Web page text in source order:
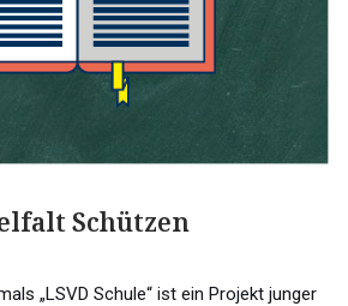
Schützen
„LSVD Schule“ ist ein Projekt junger